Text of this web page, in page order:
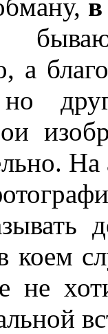
а
не